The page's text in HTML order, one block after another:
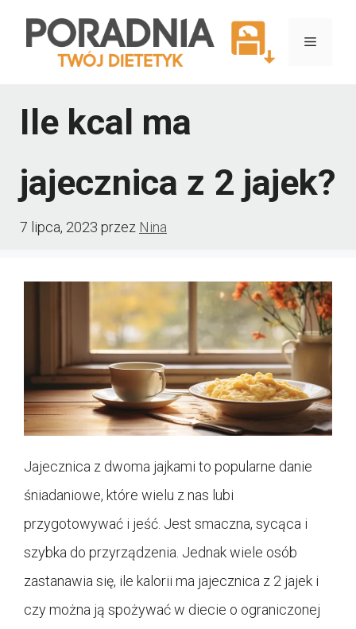
Menu
Ile kcal ma
jajecznica z 2 jajek?
7 lipca, 2023 przez Nina
Jajecznica z dwoma jajkami to popularne danie
śniadaniowe, które wielu z nas lubi
przygotowywać i jeść. Jest smaczna, sycąca i
szybka do przyrządzenia. Jednak wiele osób
zastanawia się, ile kalorii ma jajecznica z 2 jajek i
czy można ją spożywać w diecie o ograniczonej